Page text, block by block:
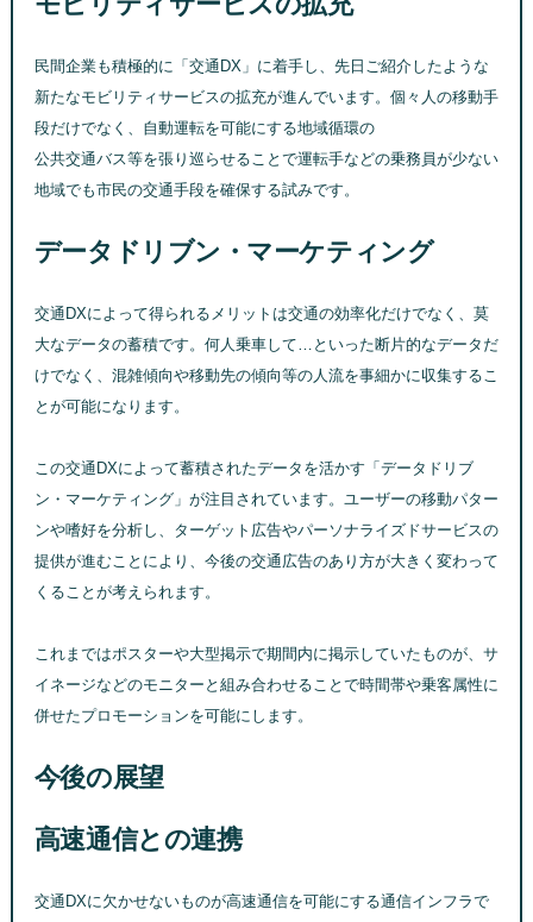
民間企業も積極的に「交通DX」に着手し、先日ご紹介したような
新たなモビリティサービスの拡充が進んでいます。個々人の移動手
段だけでなく、自動運転を可能にする地域循環の
公共交通バス等を張り巡らせることで運転手などの乗務員が少ない
地域でも市民の交通手段を確保する試みです。
データドリブン・マーケティング
交通DXによって得られるメリットは交通の効率化だけでなく、莫
大なデータの蓄積です。何人乗車して…といった断片的なデータだ
けでなく、混雑傾向や移動先の傾向等の人流を事細かに収集するこ
とが可能になります。
この交通DXによって蓄積されたデータを活かす「データドリブ
ン・マーケティング」が注目されています。ユーザーの移動パター
ンや嗜好を分析し、ターゲット広告やパーソナライズドサービスの
提供が進むことにより、今後の交通広告のあり方が大きく変わって
くることが考えられます。
これまではポスターや大型掲示で期間内に掲示していたものが、サ
イネージなどのモニターと組み合わせることで時間帯や乗客属性に
併せたプロモーションを可能にします。
今後の展望
高速通信との連携
交通DXに欠かせないものが高速通信を可能にする通信インフラで